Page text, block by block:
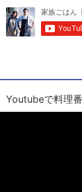
Youtubeで料理